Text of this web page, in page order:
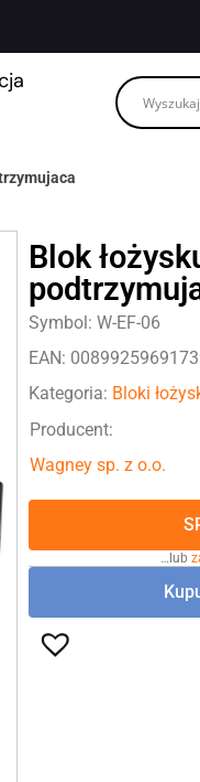
Blok
Symbol: W-EF-06
EAN: 0089925969173
Kategoria: Bloki
Producent:
Wagney sp. z o.o.
…lub